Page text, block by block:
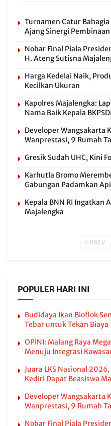
Turnamen Catur Bahagia
Ajang Sinergi
Nobar Final Piala
H. Ateng Sutisna
Harga Kedelai Naik,
Kecilkan Ukuran
Kapolres Majalengka:
Nama Baik Kepala
Developer Wangsakarta
Wanprestasi, 9 Rumah
Gresik Sudah UHC, Kini
Karhutla Bromo
Gabungan Padamkan Api
Kepala BNN RI Ingatkan
Majalengka
PREV
POPULER HARI INI
Budidaya Ikan Bioflok
Tebar untuk Tekan Biaya
OPINI: Malang Raya
Menuju Integrasi
Juara LKS Nasional
Kediri Dapat Beasiswa
Developer Wangsakarta
Wanprestasi, 9 Rumah
Nobar Final Piala